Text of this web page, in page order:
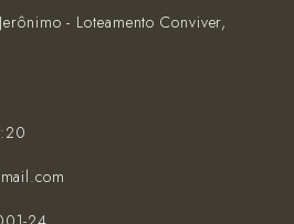
- Loteamento Conviver,